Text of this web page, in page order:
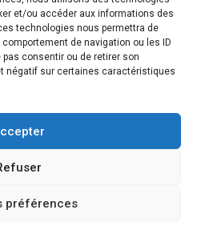
et/ou accéder aux informations des
technologies nous permettra de
de navigation ou les ID
consentir ou de retirer son
négatif sur certaines caractéristiques
préférences
simplement retirer de
plaques
comme étant